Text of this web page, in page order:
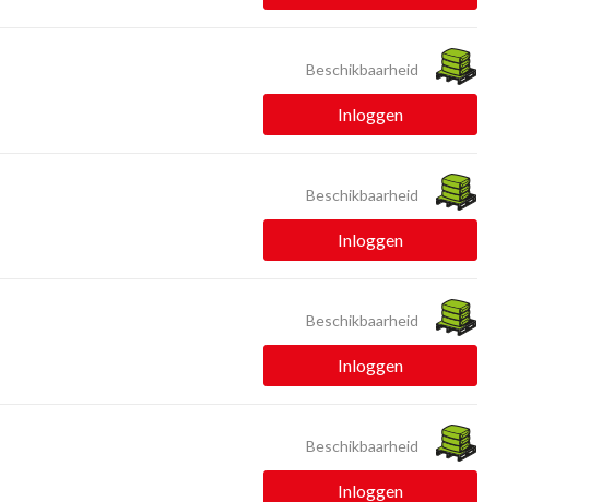
Beschikbaarheid
Inloggen
Beschikbaarheid
Inloggen
Beschikbaarheid
Inloggen
Beschikbaarheid
Inloggen